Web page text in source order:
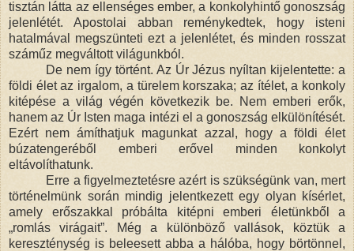
tisztán látta az ellenséges ember, a konkolyhintő gonoszság
jelenlétét. Apostolai abban reménykedtek, hogy isteni
hatalmával megszünteti ezt a jelenlétet, és minden rosszat
száműz megváltott világunkból .
De nem így történt. Az Úr Jézus nyíltan kijelentette: a
földi élet az irgalom, a türelem korszaka; az ítélet, a konkoly
kitépése a világ végén következik be. Nem emberi erők,
hanem az Úr Isten maga intézi el a gonoszság elkülönítését.
Ezért nem ámíthatjuk magunkat azzal, hogy a földi élet
búzatengeréből emberi erővel minden konkolyt
eltávolíthatunk.
Erre a figyelmeztetésre azért is szükségünk van, mert
történelmünk során mindig jelentkezett egy olyan kísérlet,
amely erőszakkal próbálta kitépni emberi életünkből a
„romlás virágait”. Még a különböző vallások, köztük a
kereszténység is beleesett abba a hálóba, hogy börtönnel,